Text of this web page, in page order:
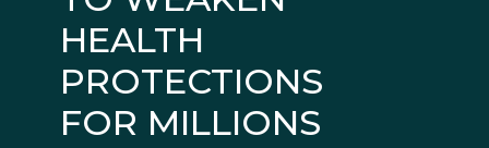
HEALTH
PROTECTIONS
FOR MILLIONS